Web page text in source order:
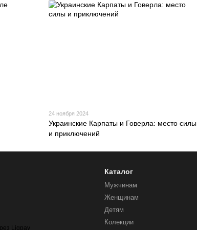
24 ноября 2024
Украинские Карпаты и Говерла: место силы
и приключений
Каталог
Мужчинам
Женщинам
Детям
Колекции